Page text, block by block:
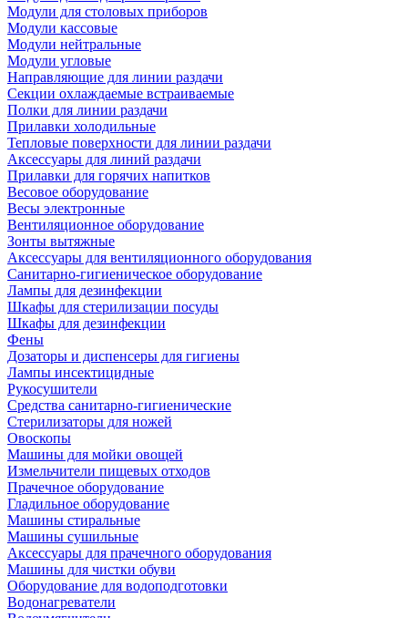
Модули для столовых приборов
Модули кассовые
Модули нейтральные
Модули угловые
Направляющие для линии раздачи
Секции охлаждаемые встраиваемые
Полки для линии раздачи
Прилавки холодильные
Тепловые поверхности для линии раздачи
Аксессуары для линий раздачи
Прилавки для горячих напитков
Весовое оборудование
Весы электронные
Вентиляционное оборудование
Зонты вытяжные
Аксессуары для вентиляционного оборудования
Санитарно-гигиеническое оборудование
Лампы для дезинфекции
Шкафы для стерилизации посуды
Шкафы для дезинфекции
Фены
Дозаторы и диспенсеры для гигиены
Лампы инсектицидные
Рукосушители
Средства санитарно-гигиенические
Стерилизаторы для ножей
Овоскопы
Машины для мойки овощей
Измельчители пищевых отходов
Прачечное оборудование
Гладильное оборудование
Машины стиральные
Машины сушильные
Аксессуары для прачечного оборудования
Машины для чистки обуви
Оборудование для водоподготовки
Водонагреватели